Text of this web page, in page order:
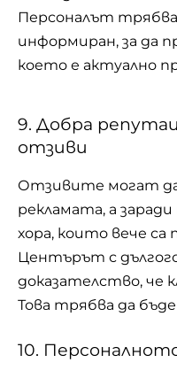
Персоналът трябва
информиран, за да
което е актуално
9. Добра
отзиви
Отзивите могат да
рекламата, а
хора, които вече са
Центърът с
доказателство, че
Това трябва да
10.